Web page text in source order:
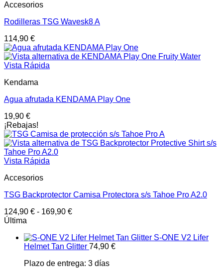
Accesorios
Rodilleras TSG Wavesk8 A
114,90 €
Vista Rápida
Kendama
Agua afrutada KENDAMA Play One
19,90 €
¡Rebajas!
Vista Rápida
Accesorios
TSG Backprotector Camisa Protectora s/s Tahoe Pro A2.0
124,90 € - 169,90 €
Última
S-ONE V2 Lifer
Helmet Tan Glitter 74,90 €
Plazo de entrega: 3 días